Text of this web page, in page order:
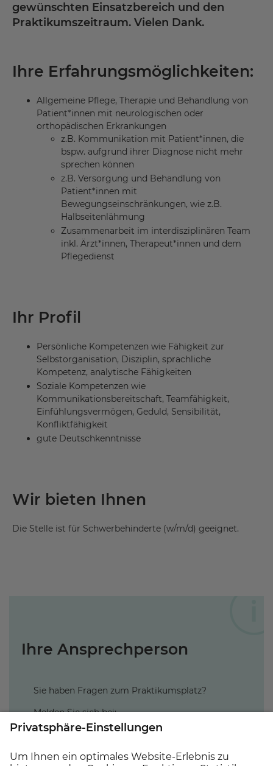
gewünschten Einsatzbereich und den
Praktikumszeitraum. Vielen Dank.
Ihre Erfahrungsmöglichkeiten:
Allgemeine Pflege, Therapie und Behandlung von
Patient*innen mit neurologischen oder
orthopädischen Erkrankungen
z.B. Kommunikation mit Patient*innen, die
bspw. aufgrund ihrer Diagnose nicht mehr
sprechen können
z.B. Versorgung und Behandlung von
Patient*innen mit
Bewegungseinschränkungen, wie z.B.
Halbseitenlähmung
Zusammenarbeit im interdisziplinären Team
inkl. Ärzt*innen, Therapeut*innen und dem
Pflegedienst
Ihr Profil
Persönliche Kompetenzen wie Fähigkeit zur
Selbstorganisation, Disziplin, sprachliche
Kompetenz, analytische Fähigkeiten
Soziale Kompetenzen wie
Kommunikationsbereitschaft, Teamfähigkeit,
Einfühlungsvermögen, Geduld, Sensibilität,
Konfliktfähigkeit
gute Deutschkenntnisse
Wir bieten Ihnen
Die Stelle ist für Schwerbehinderte (w/m/d) geeignet.
Ihre Ansprechperson
Sie haben Fragen zum Praktikumsplatz?
Melden Sie sich bei:
Stefanie Reker,Personalreferentin,